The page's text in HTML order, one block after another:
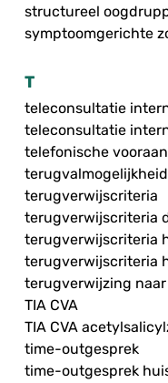
structureel
symptoomgerichte
T
teleconsultatie
teleconsultatie
telefonische
terugverwijscriteria
terugverwijscriteria
terugverwijscriteria
terugverwijscriteria
terugverwijzing
TIA CVA
TIA CVA
time-outgesprek
time-outgesprek